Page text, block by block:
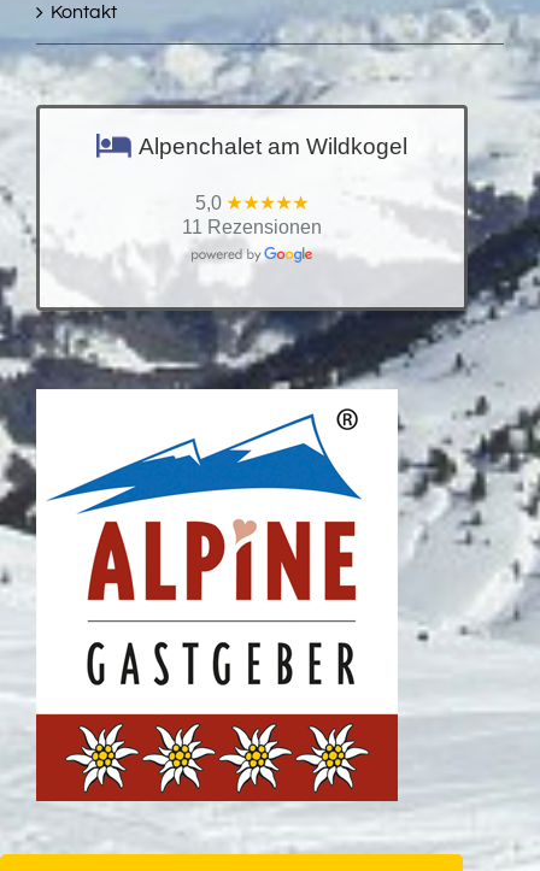
Kontakt
Alpenchalet am Wildkogel
5,0
11 Rezensionen